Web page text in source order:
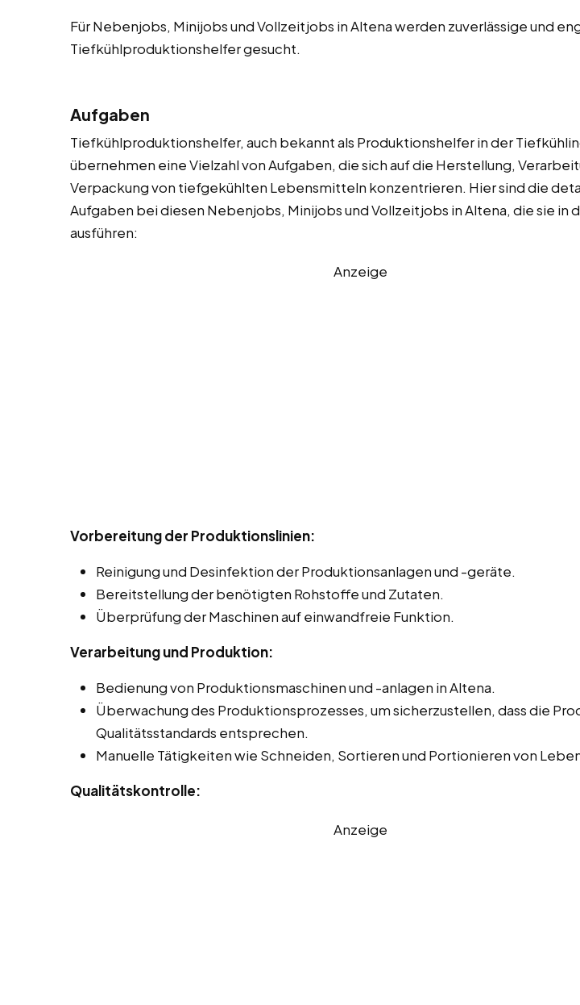
Für Nebenjobs, Minijobs und Vollzeitjobs in Altena werden zuverlässige und
Tiefkühlproduktionshelfer gesucht.
Aufgaben
Tiefkühlproduktionshelfer, auch bekannt als Produktionshelfer in der
übernehmen eine Vielzahl von Aufgaben, die sich auf die Herstellung,
Verpackung von tiefgekühlten Lebensmitteln konzentrieren. Hier sind die
Aufgaben bei diesen Nebenjobs, Minijobs und Vollzeitjobs in Altena, die sie in
ausführen:
Anzeige
Vorbereitung der Produktionslinien:
Reinigung und Desinfektion der Produktionsanlagen und -geräte.
Bereitstellung der benötigten Rohstoffe und Zutaten.
Überprüfung der Maschinen auf einwandfreie Funktion.
Verarbeitung und Produktion:
Bedienung von Produktionsmaschinen und -anlagen in Altena.
Überwachung des Produktionsprozesses, um sicherzustellen, dass die
Qualitätsstandards entsprechen.
Manuelle Tätigkeiten wie Schneiden, Sortieren und Portionieren von
Qualitätskontrolle:
Anzeige